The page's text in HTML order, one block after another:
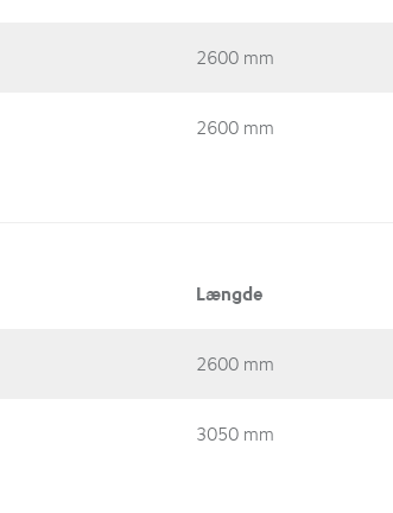
2600 mm
2600 mm
Længde
2600 mm
3050 mm